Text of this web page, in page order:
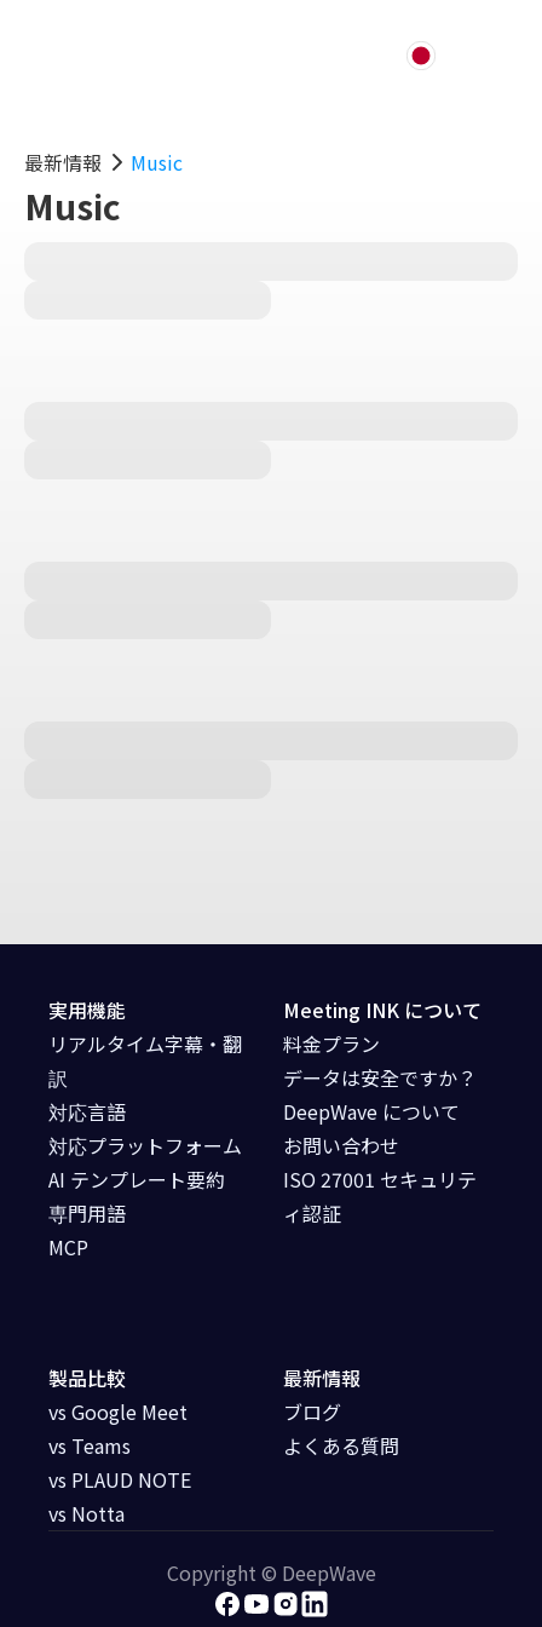
最新情報 Music
Music
実用機能
リアルタイム字幕・翻
訳
対応言語
対応プラットフォーム
AI テンプレート要約
専門用語
MCP
最新情報
ブログ
よくある質問
製品比較
vs Google Meet
vs Teams
vs PLAUD NOTE
vs Notta
Meeting INK について
料金プラン
データは安全ですか？
DeepWave について
お問い合わせ
ISO 27001 セキュリテ
ィ認証
Copyright © DeepWave